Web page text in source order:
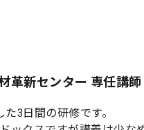
革新センター 専任講師
3日間の研修です。